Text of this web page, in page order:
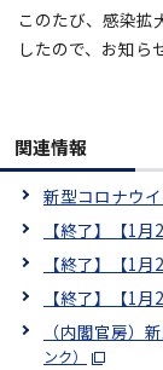
このたび、感染拡
したので、お知ら
関連情報
新型コロナウ
【終了】【1
【終了】【1
【終了】【1
（内閣官房）
ンク）